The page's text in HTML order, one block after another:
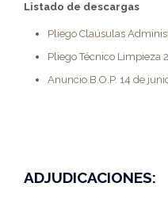
Listado de descargas
Pliego Claúsulas
Pliego Técnico Limpieza
Anuncio B.O.P. 14 de
ADJUDICACIONES: